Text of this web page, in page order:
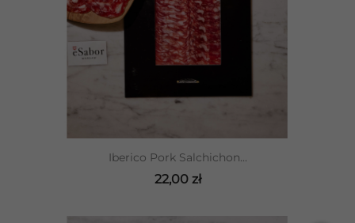
Iberico Pork Salchichon...
22,00 zł